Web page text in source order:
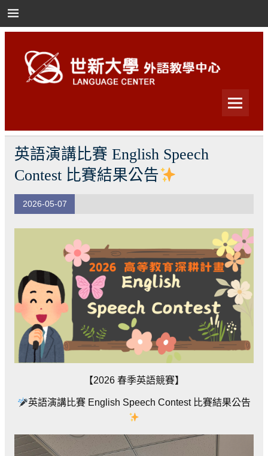
世新大學外語教學中心
英語演講比賽 English Speech
Contest 比賽結果公告
2026-05-07
【2026 春季英語競賽】
英語演講比賽 English Speech Contest 比賽結果公告